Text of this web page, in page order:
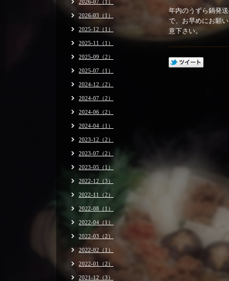
年内のうずら鍋発
で、お早めにお願
意下さい。
2026-07（1）
2026-03（1）
2025-12（1）
2025-11（1）
2025-09（2）
2025-07（1）
2024-12（2）
2024-07（2）
2024-06（2）
2024-04（1）
2023-12（2）
2023-07（2）
2023-05（1）
2022-12（3）
2022-11（2）
2022-08（1）
2022-04（1）
2022-03（2）
2022-02（1）
2022-01（2）
2021-12（3）